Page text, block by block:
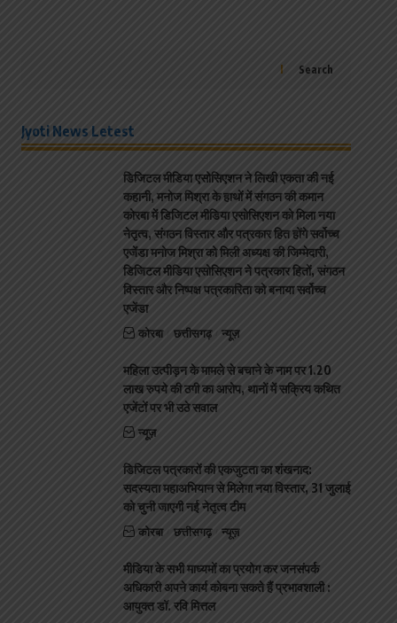
Search
Jyoti News Letest
डिजिटल मीडिया एसोसिएशन ने लिखी एकता की नई
कहानी, मनोज मिश्रा के हाथों में संगठन की कमान
कोरबा में डिजिटल मीडिया एसोसिएशन को मिला नया
नेतृत्व, संगठन विस्तार और पत्रकार हित होंगे सर्वोच्च
एजेंडा मनोज मिश्रा को मिली अध्यक्ष की जिम्मेदारी,
डिजिटल मीडिया एसोसिएशन ने पत्रकार हितों, संगठन
विस्तार और निष्पक्ष पत्रकारिता को बनाया सर्वोच्च
एजेंडा
कोरबा छत्तीसगढ़ न्यूज़
महिला उत्पीड़न के मामले से बचाने के नाम पर 1.20
लाख रुपये की ठगी का आरोप, थानों में सक्रिय कथित
एजेंटों पर भी उठे सवाल
न्यूज़
डिजिटल पत्रकारों की एकजुटता का शंखनाद:
सदस्यता महाअभियान से मिलेगा नया विस्तार, 31 जुलाई
को चुनी जाएगी नई नेतृत्व टीम
कोरबा छत्तीसगढ़ न्यूज़
मीडिया के सभी माध्यमों का प्रयोग कर जनसंपर्क
अधिकारी अपने कार्य कोबना सकते हैं प्रभावशाली :
आयुक्त डॉ. रवि मित्तल